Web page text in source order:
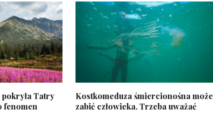
Tatry
fenomen
Kostkomeduza śmiercionośna może
zabić człowieka. Trzeba uważać